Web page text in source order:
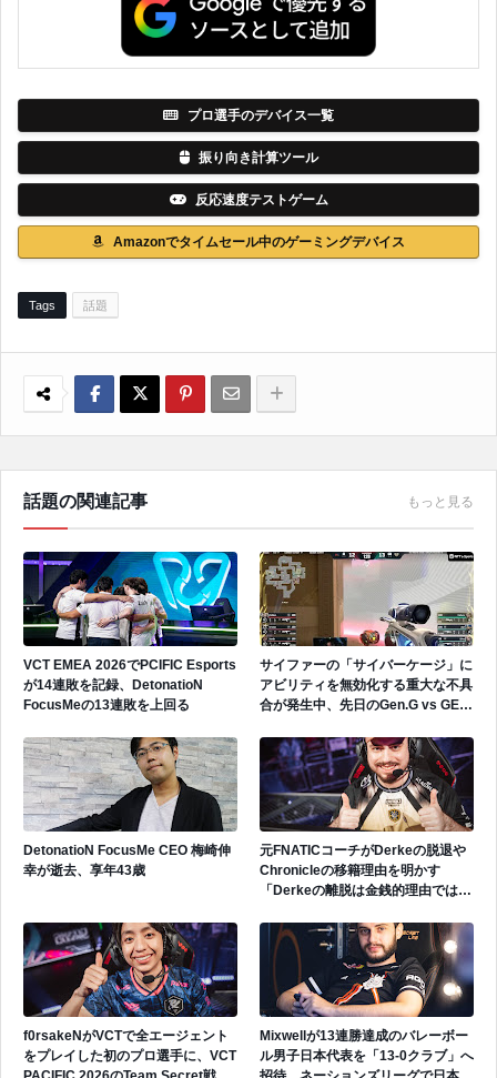
プロ選手のデバイス一覧
振り向き計算ツール
反応速度テストゲーム
Amazonでタイムセール中のゲーミングデバイス
Tags 話題
話題の関連記事 もっと見る
VCT EMEA 2026でPCIFIC Esports
が14連敗を記録、DetonatioN
FocusMeの13連敗を上回る
サイファーの「サイバーケージ」に
アビリティを無効化する重大な不具
合が発生中、先日のGen.G vs GEで
DetonatioN FocusMe CEO 梅崎伸
幸が逝去、享年43歳
元FNATICコーチがDerkeの脱退や
Chronicleの移籍理由を明かす
「Derkeの離脱は金銭的理由ではな
f0rsakeNがVCTで全エージェント
をプレイした初のプロ選手に、VCT
Mixwellが13連勝達成のバレーボー
ル男子日本代表を「13-0クラブ」へ